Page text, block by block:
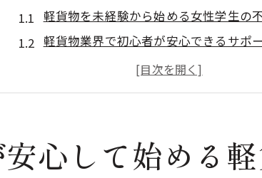
軽貨物を未経験から始める女性学生の
軽貨物業界で初心者が安心できるサポ
女性や学生でも軽貨物を気軽に始められ
初めての軽貨物で安心して働くための
軽貨物で学生や女性が自信を持てる働
軽貨物の働き方に女性や学生が注目する理
心して始める